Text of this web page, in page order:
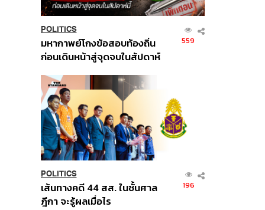
POLITICS
มหากาพย์โกงข้อสอบท้องถิ่น
ก่อนเดินหน้าสู่จุดจบในสัปดาห์
559
POLITICS
เส้นทางคดี 44 สส. ในชั้นศาล
ฎีกา จะรู้ผลเมื่อไร
196